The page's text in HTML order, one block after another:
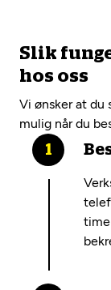
Slik
hos oss
Vi ønsker at du
mulig når du